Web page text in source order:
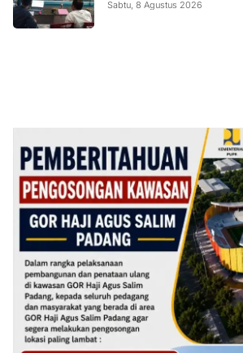
Sabtu, 8 Agustus 2026